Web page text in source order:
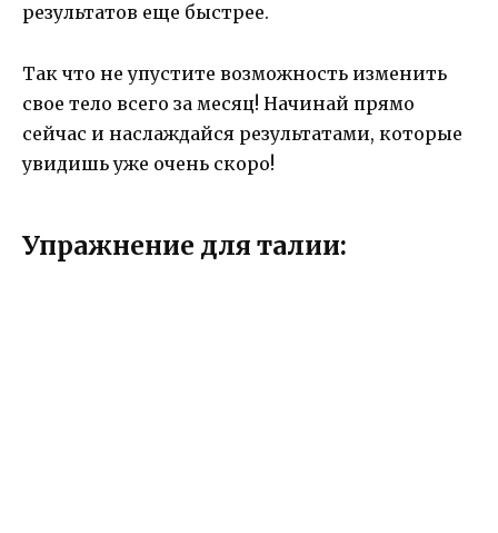
результатов еще быстрее.
Так что не упустите возможность изменить
свое тело всего за месяц! Начинай прямо
сейчас и наслаждайся результатами, которые
увидишь уже очень скоро!
Упражнение для талии: